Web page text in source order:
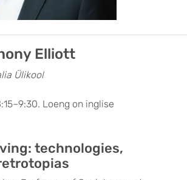
Elliott
Ülikool
Loeng on inglise
technologies,